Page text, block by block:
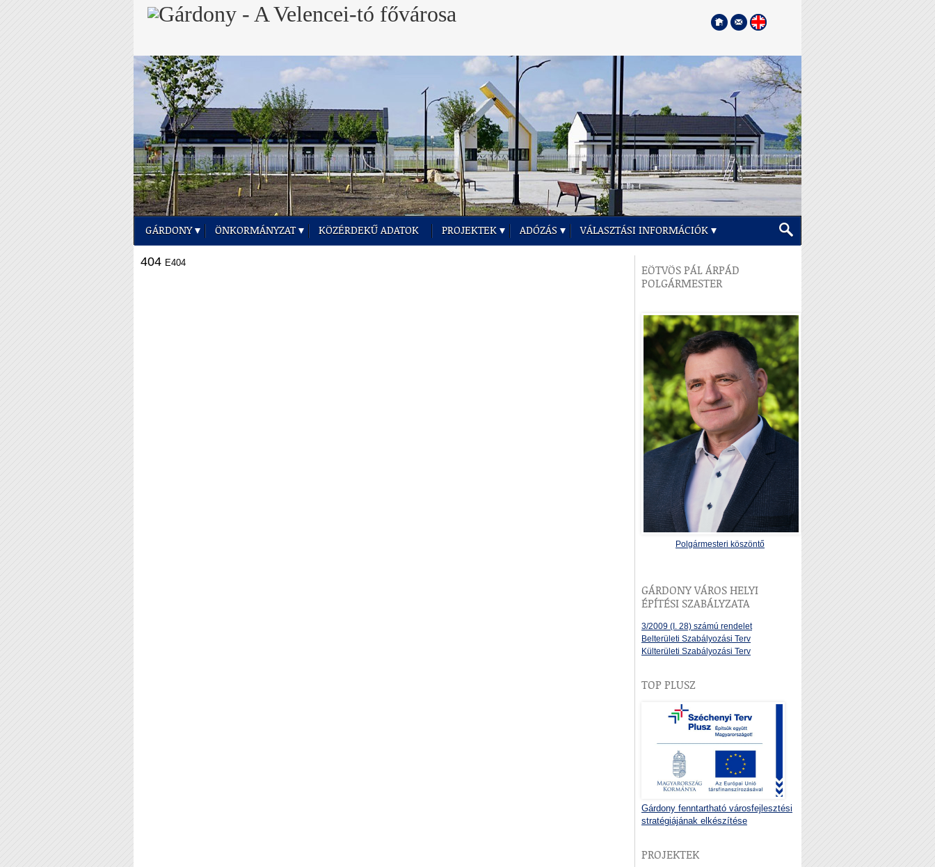
GÁRDONY ÖNKORMÁNYZAT KÖZÉRDEKŰ ADATOK PROJEKTEK ADÓZÁS VÁLASZTÁSI INFORMÁCIÓK
404 E404
EÖTVÖS PÁL ÁRPÁD
POLGÁRMESTER
Polgármesteri köszöntő
GÁRDONY VÁROS HELYI
ÉPÍTÉSI SZABÁLYZATA
3/2009 (I. 28) számú rendelet
Belterületi Szabályozási Terv
Külterületi Szabályozási Terv
TOP PLUSZ
Gárdony fenntartható városfejlesztési
stratégiájának elkészítése
PROJEKTEK